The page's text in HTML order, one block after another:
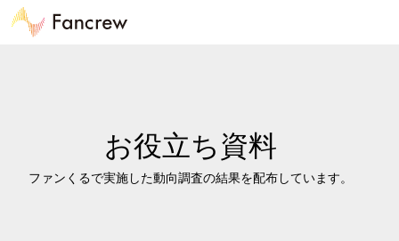
お役立ち資料
ファンくるで実施した動向調査の結果を配布しています。